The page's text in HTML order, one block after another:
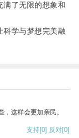
了无限的想象和
学与梦想完美融
这样会更加亲民。
支持[0] 反对[0]